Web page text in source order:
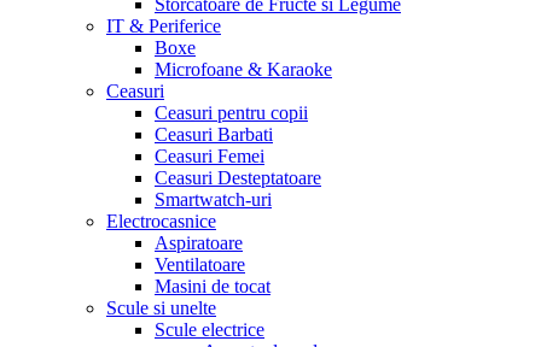
IT & Periferice
Boxe
Microfoane & Karaoke
Ceasuri
Ceasuri pentru copii
Ceasuri Barbati
Ceasuri Femei
Ceasuri Desteptatoare
Smartwatch-uri
Electrocasnice
Aspiratoare
Ventilatoare
Masini de tocat
Scule si unelte
Scule electrice